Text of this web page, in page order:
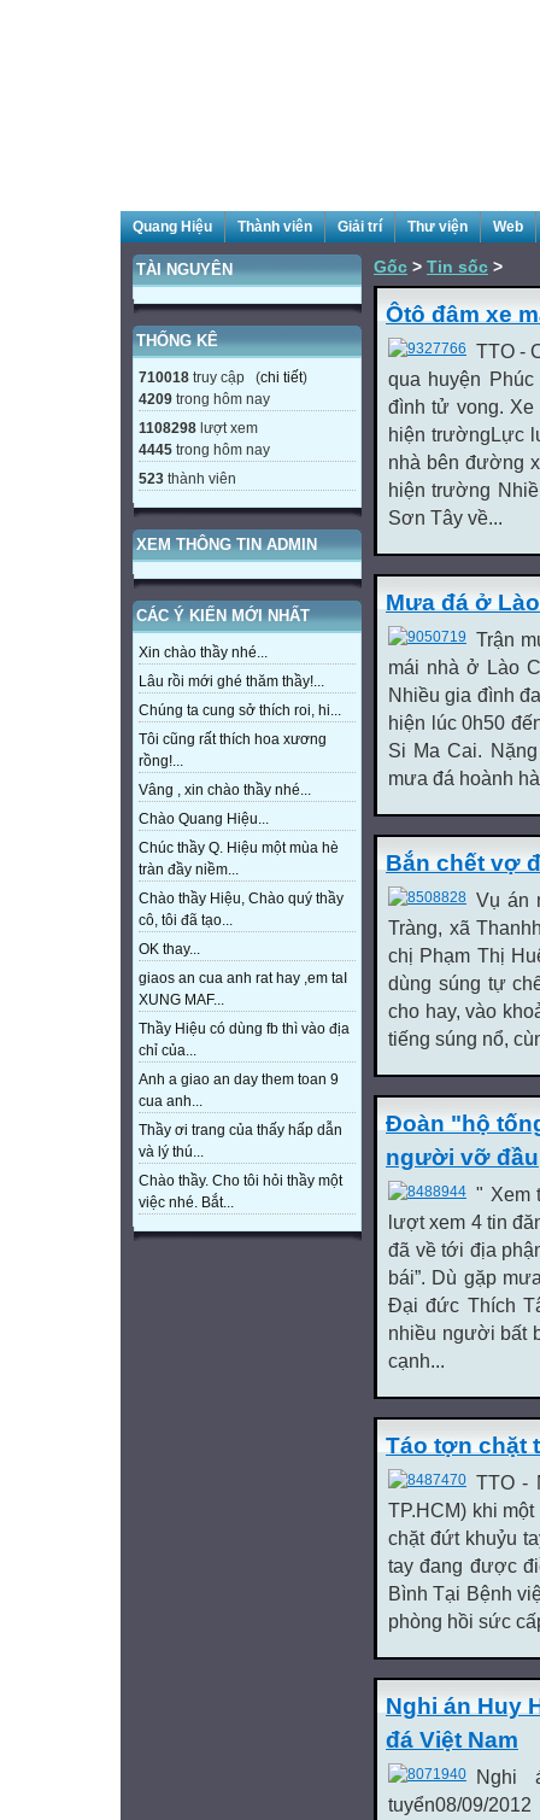
Quang Hiệu Thành viên Giải trí Thư viện Web
TÀI NGUYÊN
THỐNG KÊ
710018 truy cập (chi tiết)
4209 trong hôm nay
1108298 lượt xem
4445 trong hôm nay
523 thành viên
XEM THÔNG TIN ADMIN
CÁC Ý KIẾN MỚI NHẤT
Xin chào thầy nhé...
Lâu rồi mới ghé thăm thầy!...
Chúng ta cung sở thích roi, hi...
Tôi cũng rất thích hoa xương
rồng!...
Vâng , xin chào thầy nhé...
Chào Quang Hiệu...
Chúc thầy Q. Hiệu một mùa hè
tràn đầy niềm...
Chào thầy Hiệu, Chào quý thầy
cô, tôi đã tạo...
OK thay...
giaos an cua anh rat hay ,em taI
XUNG MAF...
Thầy Hiệu có dùng fb thì vào địa
chỉ của...
Anh a giao an day them toan 9
cua anh...
Thầy ơi trang của thấy hấp dẫn
và lý thú...
Chào thầy. Cho tôi hỏi thầy một
việc nhé. Bắt...
Gốc > Tin sốc >
Ôtô đâm xe
TTO -
qua huyện
đình tử vong. Xe
hiện trườngLực
nhà bên đường
hiện trường
Sơn Tây về...
Mưa đá ở
Trận
mái nhà ở Lào
Nhiều gia đình
hiện lúc 0h50
Si Ma Cai.
mưa đá hoành
Bắn chết vợ
Vụ án
Tràng, xã
chị Phạm Thị
dùng súng tự
cho hay, vào
tiếng súng nổ,
Đoàn "hộ
người vỡ đầu
" Xem
lượt xem 4 tin
đã về tới địa
bái”. Dù gặp
Đại đức Thích
nhiều người bất
cạnh...
Táo tợn chặt
TTO -
TP.HCM) khi
chặt đứt khuỷu
tay đang được
Bình Tại Bệnh
phòng hồi sức
Nghi án Huy
đá Việt Nam
Nghi
tuyển08/09/